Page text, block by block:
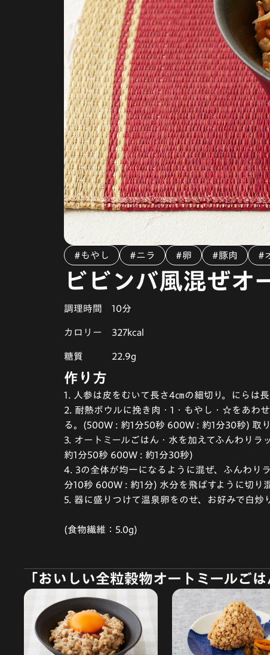
#もやし #ニラ #卵 #豚肉 #
ビビンバ風混ぜオ
調理時間 10分
カロリー 327kcal
糖質 22.9g
作り方
1. 人参は皮をむいて長さ4㎝の細切り。にらは長
2. 耐熱ボウルに挽き肉・1・もやし・☆をあわ
る。(500W : 約1分50秒 600W : 約1分30秒) 取
3. オートミールごはん・水を加えてふんわり
約1分50秒 600W : 約1分30秒)
4. 3の全体が均一になるように混ぜ、ふんわり
分10秒 600W : 約1分) 水分を飛ばすように切り
5. 器に盛りつけて温泉卵をのせ、お好みで白炒
(食物繊維：5.0g)
「おいしい全粒穀物オートミールご